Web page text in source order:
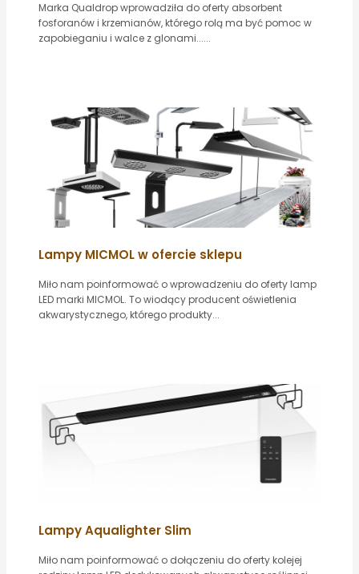
Marka Qualdrop wprowadziła do oferty absorbent
fosforanów i krzemianów, którego rolą ma być pomoc w
zapobieganiu i walce z glonami......
Lampy MICMOL w ofercie sklepu
Miło nam poinformować o wprowadzeniu do oferty lamp
LED marki MICMOL. To wiodący producent oświetlenia
akwarystycznego, którego produkty...
Lampy Aqualighter Slim
Miło nam poinformować o dołączeniu do oferty kolejej